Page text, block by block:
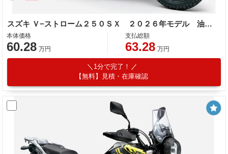
スズキ Ｖ−ストローム２５０ＳＸ ２０２６年モデル 油冷単気筒エンジン
本体価格
60.28 万円
支払総額
63.28 万円
1分で完了！
【無料】見積・在庫確認